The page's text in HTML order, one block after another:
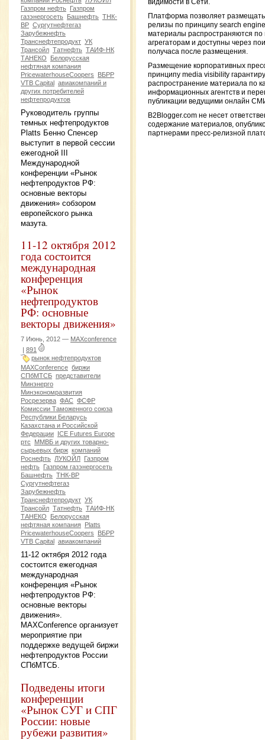
Газпром нефть Газпром
газэнергосеть Башнефть ТНК-
ВР Сургутнефтегаз
Зарубежнефть
Транснефтепродукт УК
Трансойл Татнефть ТАИФ-НК
ТАНЕКО
Белорусская
нефтяная компания
PricewaterhouseCoopers
ВБРР
VTB Capital авиакомпаний и
других потребителей
нефтепродуктов
Руководитель группы
темных нефтепродуктов
Platts Бенно Спенсер
выступит в первой сессии
ежегодной III
Международной
конференции «Рынок
нефтепродуктов РФ:
основные векторы
движения» собзором
европейского рынка
мазута.
11-12 октября 2012
года состоится
международная
конференция
«Рынок
нефтепродуктов
РФ: основные
векторы движения»
7 Июнь, 2012 — MAXconference
891
рынок нефтепродуктов
MAXConference биржи
СПбМТСБ представители
Минэнерго
Минэкономразвития
Росрезерва ФАС ФСФР
Комиссии Таможенного союза
Республики Беларусь
Казахстана и Российской
Федерации
ICE Futures Europe
ртс
ММВБ и других товарно-
сырьевых бирж компаний
Роснефть ЛУКОЙЛ
Газпром
нефть
Газпром газэнергосеть
Башнефть ТНК-ВР
Сургутнефтегаз
Зарубежнефть
Транснефтепродукт УК
Трансойл Татнефть ТАИФ-НК
ТАНЕКО
Белорусская
нефтяная компания
Platts
PricewaterhouseCoopers
ВБРР
VTB Capital
авиакомпаний
11-12 октября 2012 года
состоится ежегодная
международная
конференция «Рынок
нефтепродуктов РФ:
основные векторы
движения».
МAXConference организует
мероприятие при
поддержке ведущей биржи
нефтепродуктов России
СПбМТСБ.
Подведены итоги
конференции
«Рынок СУГ и СПГ
России: новые
рубежи развития»
видимости в Сети.
Платформа позволяет
релизы по принципу search engine
материалы распространяются по
агрегаторам и доступны через
получаса после размещения.
Размещение корпоративных
принципу media visibility
распространение материала по
информационных агентств и
публикации ведущими онлайн
B2Blogger.com не несет
содержание материалов,
партнерами пресс-релизной